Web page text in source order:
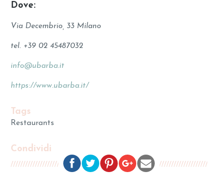
Dove:
Via Decembrio, 33 Milano
tel. +39 02 45487032
info@ubarba.it
https://www.ubarba.it/
Tags
Restaurants
Condividi